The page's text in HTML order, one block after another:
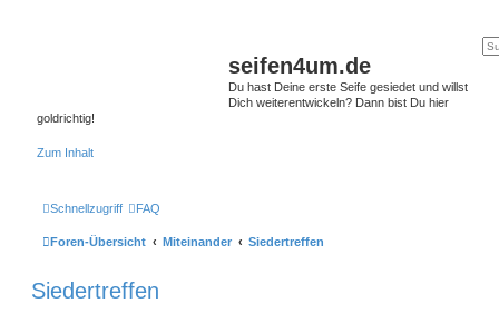
seifen4um.de
Du hast Deine erste Seife gesiedet und willst
Dich weiterentwickeln? Dann bist Du hier
goldrichtig!
Zum Inhalt
Schnellzugriff FAQ
Foren-Übersicht Miteinander Siedertreffen
Siedertreffen